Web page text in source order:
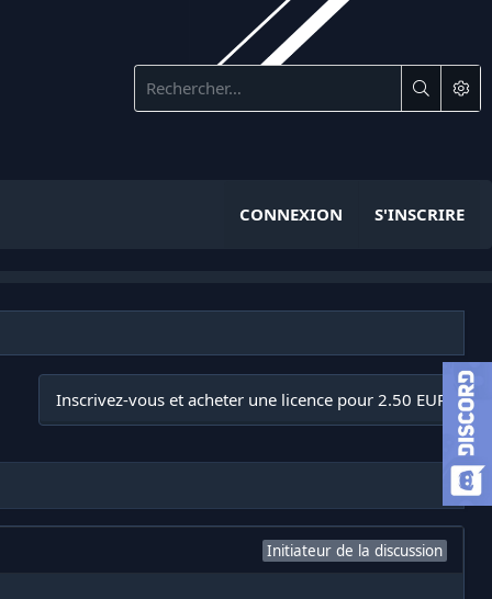
CONNEXION S'INSCRIRE
Inscrivez-vous et acheter une licence pour 2.50 EUR
Initiateur de la discussion